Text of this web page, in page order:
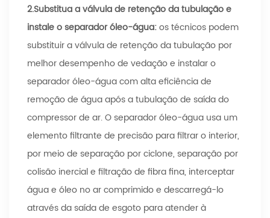
2.Substitua a válvula de retenção da tubulação e
instale o separador óleo-água:os técnicos podem
substituir a válvula de retenção da tubulação por
melhor desempenho de vedação e instalar o
separador óleo-água com alta eficiência de
remoção de água após a tubulação de saída do
compressor de ar. O separador óleo-água usa um
elemento filtrante de precisão para filtrar o interior,
por meio de separação por ciclone, separação por
colisão inercial e filtração de fibra fina, interceptar
água e óleo no ar comprimido e descarregá-lo
através da saída de esgoto para atender à